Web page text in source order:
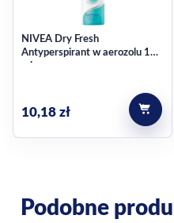
NIVEA Dry Fresh
Antyperspirant w aerozolu 150
10,18 zł
Podobne